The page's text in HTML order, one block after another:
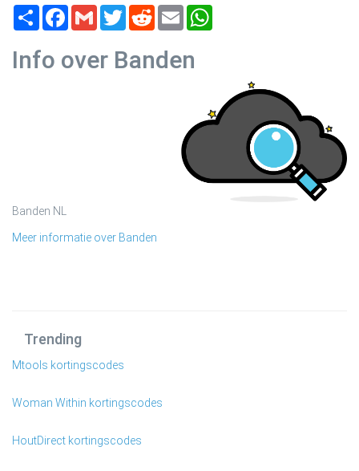
Share Facebook
Gmail TwitterReddit Email
Info over Banden
Banden NL
Meer informatie over Banden
Trending
Mtools kortingscodes
Woman Within kortingscodes
HoutDirect kortingscodes